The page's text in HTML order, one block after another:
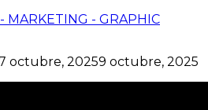
MARKETING - GRAPHIC
octubre, 20259 octubre, 2025